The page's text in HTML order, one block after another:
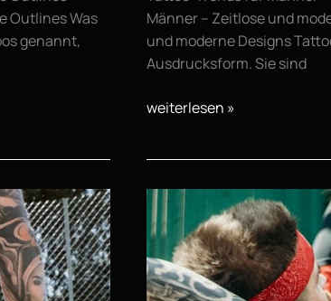
Outlines Was
genannt,
Männer – Zeitlose und
und moderne Designs
Ausdrucksform. Sie sind
weiterlesen »
Rituale
beim
Tätowieren
–
Wie